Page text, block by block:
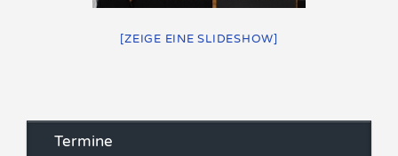
[ZEIGE EINE SLIDESHOW]
Termine